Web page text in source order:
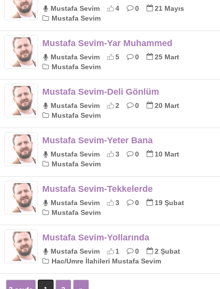
Mustafa Sevim 4 0
21 Mayıs
Mustafa Sevim
Mustafa Sevim-Yar Muhammed
Mustafa Sevim 5 0
25 Mart
Mustafa Sevim
Mustafa Sevim-Deli Gönlüm
Mustafa Sevim 2 0
20 Mart
Mustafa Sevim
Mustafa Sevim-Yeter Bana
Mustafa Sevim 3 0
10 Mart
Mustafa Sevim
Mustafa Sevim-Tekkelerde
Mustafa Sevim 3 0
19 Şubat
Mustafa Sevim
Mustafa Sevim-Yollarında
Mustafa Sevim 1 0
2 Şubat
Hac/Umre İlahileri Mustafa Sevim